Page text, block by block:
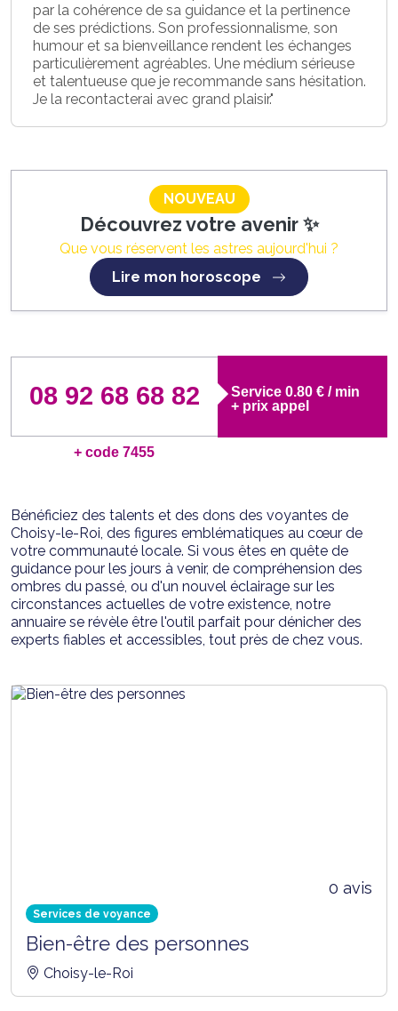
par la cohérence de sa guidance et la pertinence
de ses prédictions. Son professionnalisme, son
humour et sa bienveillance rendent les échanges
particulièrement agréables. Une médium sérieuse
et talentueuse que je recommande sans hésitation.
Je la recontacterai avec grand plaisir."
NOUVEAU
Découvrez votre avenir ✨
Que vous réservent les astres aujourd'hui ?
Lire mon horoscope
08 92 68 68 82
+ code 7455
Service 0.80 € / min
+ prix appel
Bénéficiez des talents et des dons des voyantes de
Choisy-le-Roi, des figures emblématiques au cœur de
votre communauté locale. Si vous êtes en quête de
guidance pour les jours à venir, de compréhension des
ombres du passé, ou d'un nouvel éclairage sur les
circonstances actuelles de votre existence, notre
annuaire se révèle être l'outil parfait pour dénicher des
experts fiables et accessibles, tout près de chez vous.
0 avis
Services de voyance
Bien-être des personnes
Choisy-le-Roi